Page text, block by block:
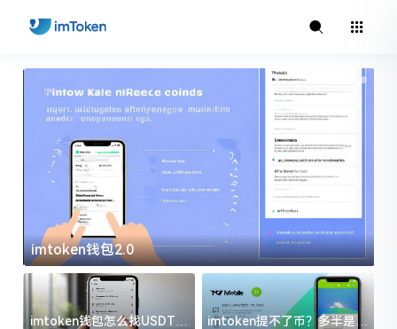
imtoken钱包2.0
imtoken钱包怎么找USDT地
imtoken提不了币？多半是这